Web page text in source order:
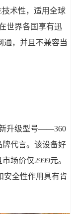
技术性，适用全球
世界各国享有迅
通，并且不兼容当
新升级型号——360
代言。该设备好
场价仅2999元。
安全性作用具有肯